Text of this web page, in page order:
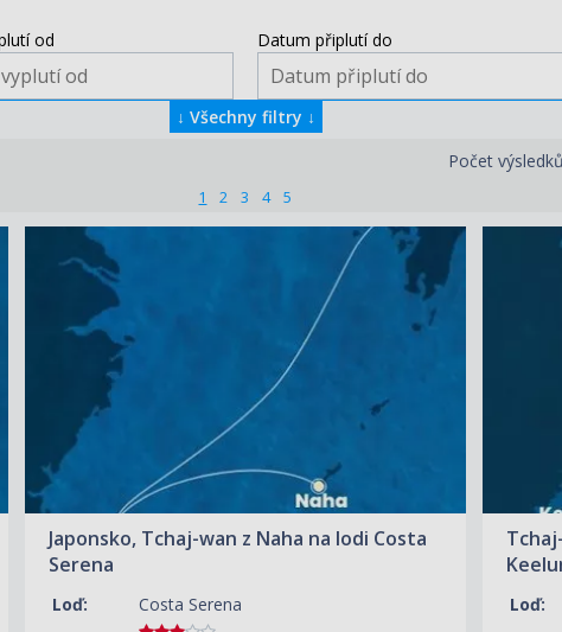
od Datum připlutí do
↓ Všechny filtry ↓
Počet výsledků
1 2 3 4 5
Japonsko, Tchaj-wan z Naha na lodi Costa
Serena
Loď: Costa Serena
ZOBRAZIT DETAIL
10.08.2026 – 13.08.2026
9 410 KČ/OS.
Loď: